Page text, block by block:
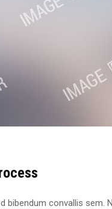
bibendum convallis sem.